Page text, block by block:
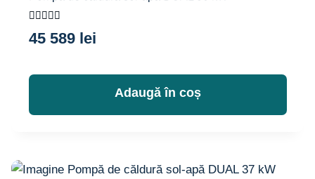
Evaluat la
5.00
45 589 lei
Adaugă în coș